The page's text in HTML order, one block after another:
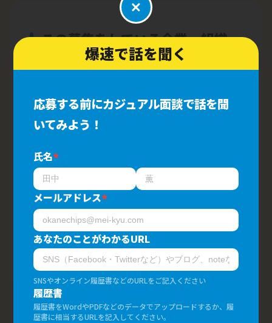
この募集をしている企業・組織
WEB・アプリ サービス
サービス開発・システム開発
ユニバ株式会社
Embodied Virtuality
PR POINT 個性の異なる社内チーム
爆速で話を聞く
応募する前にカジュアル面談で話を聞
いてみよう！
氏名*
メールアドレス*
あなたのことがわかるURL
SNSやオンライン履歴書などのURLをご記入ください
履歴書
履歴書をWordやPDFなどのデータでアップロードするか、履
歴書に相当するURLを記入してください。